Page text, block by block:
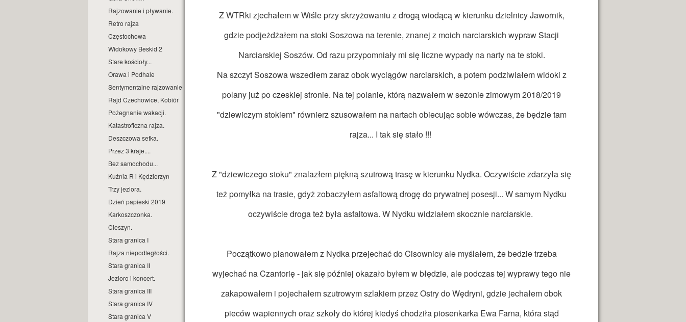
Rajzowanie i pływanie.
Retro rajza
Częstochowa
Widokowy Beskid 2
Stare kościoły...
Orawa i Podhale
Sentymentalne rajzowanie.
Rajd Czechowice, Kobiór
Pożegnanie wakacji.
Katastroficzna rajza.
Deszczowa setka.
Przez 3 kraje....
Bez samochodu...
Kużnia R i Kędzierzyn
Trzy jeziora.
Dzień papieski 2019
Karkoszczonka.
Cieszyn.
Stara granica I
Rajza niepodległości.
Stara granica II
Jezioro i koncert.
Stara granica III
Stara granica IV
Stara granica V
Z WTRki zjechałem w Wiśle przy skrzyżowaniu z drogą wiodącą w kierunku dzielnicy Jawornik,
gdzie podjeżdżałem na stoki Soszowa na terenie, znanej z moich narciarskich wypraw Stacji
Narciarskiej Soszów. Od razu przypomniały mi się liczne wypady na narty na te stoki.
Na szczyt Soszowa wszedłem zaraz obok wyciągów narciarskich, a potem podziwiałem widoki z
polany już po czeskiej stronie. Na tej polanie, którą nazwałem w sezonie zimowym 2018/2019
"dziewiczym stokiem" równierz szusowałem na nartach obiecując sobie wówczas, że będzie tam
rajza... I tak się stało !!!
Z "dziewiczego stoku" znalazłem piękną szutrową trasę w kierunku Nydka. Oczywiście zdarzyła się
też pomyłka na trasie, gdyż zobaczyłem asfaltową drogę do prywatnej posesji... W samym Nydku
oczywiście droga też była asfaltowa. W Nydku widziałem skocznie narciarskie.
Początkowo planowałem z Nydka przejechać do Cisownicy ale myślałem, że bedzie trzeba
wyjechać na Czantorię - jak się później okazało byłem w błędzie, ale podczas tej wyprawy tego nie
zakapowałem i pojechałem szutrowym szlakiem przez Ostry do Wędryni, gdzie jechałem obok
pieców wapiennych oraz szkoły do której kiedyś chodziła piosenkarka Ewa Farna, która stąd